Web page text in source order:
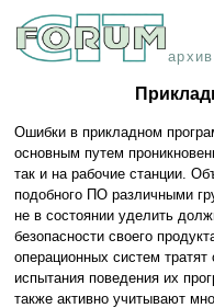
архив
Ошибки в прикладном
основным путем
так и на рабочие станции.
подобного ПО различными
не в состоянии уделить
безопасности своего
операционных систем
испытания поведения их
также активно учитывают